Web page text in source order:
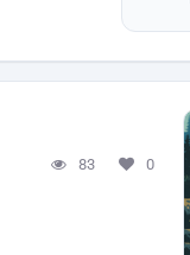
83 0